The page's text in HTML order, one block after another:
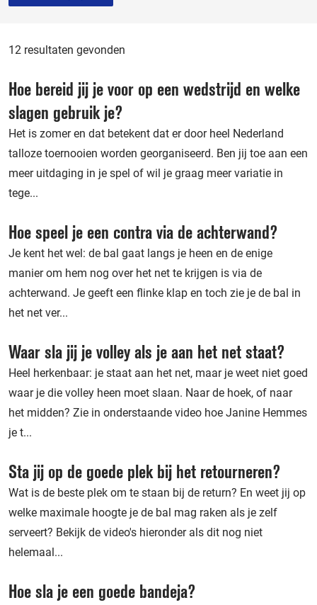
12 resultaten gevonden
Hoe bereid jij je voor op een wedstrijd en welke
slagen gebruik je?
Het is zomer en dat betekent dat er door heel Nederland
talloze toernooien worden georganiseerd. Ben jij toe aan een
meer uitdaging in je spel of wil je graag meer variatie in
tege...
Hoe speel je een contra via de achterwand?
Je kent het wel: de bal gaat langs je heen en de enige
manier om hem nog over het net te krijgen is via de
achterwand. Je geeft een flinke klap en toch zie je de bal in
het net ver...
Waar sla jij je volley als je aan het net staat?
Heel herkenbaar: je staat aan het net, maar je weet niet goed
waar je die volley heen moet slaan. Naar de hoek, of naar
het midden? Zie in onderstaande video hoe Janine Hemmes
je t...
Sta jij op de goede plek bij het retourneren?
Wat is de beste plek om te staan bij de return? En weet jij op
welke maximale hoogte je de bal mag raken als je zelf
serveert? Bekijk de video's hieronder als dit nog niet
helemaal...
Hoe sla je een goede bandeja?